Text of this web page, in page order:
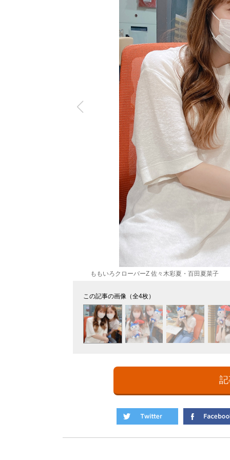
ももいろクローバーZ 佐々木彩夏・百田夏菜子
この記事の画像（全4枚）